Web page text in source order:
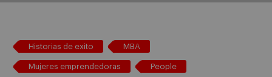
Historias de exito MBA
Mujeres emprendedoras People